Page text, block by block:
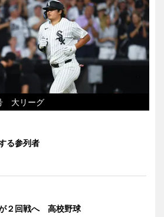
大リーグ
る参列者
２回戦へ 高校野球